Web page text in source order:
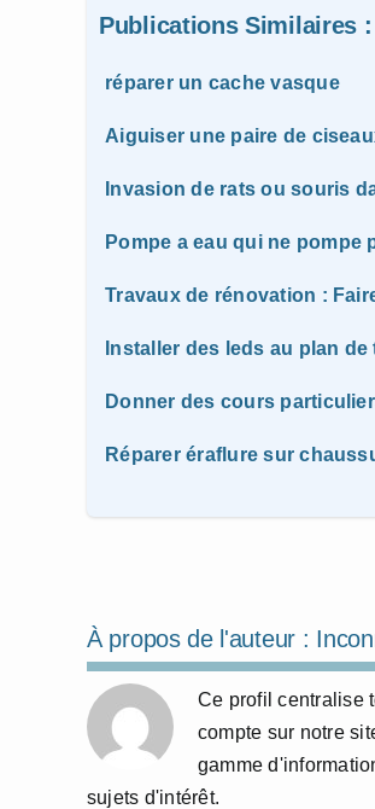
Publications Similaires :
réparer un cache vasque
Aiguiser une paire de
Invasion de rats ou souris
Pompe a eau qui ne pompe
Travaux de rénovation :
Installer des leds au plan
Donner des cours
Réparer éraflure sur
À propos de l'auteur :
Ce profil centralise
compte sur notre
gamme
sujets d'intérêt.